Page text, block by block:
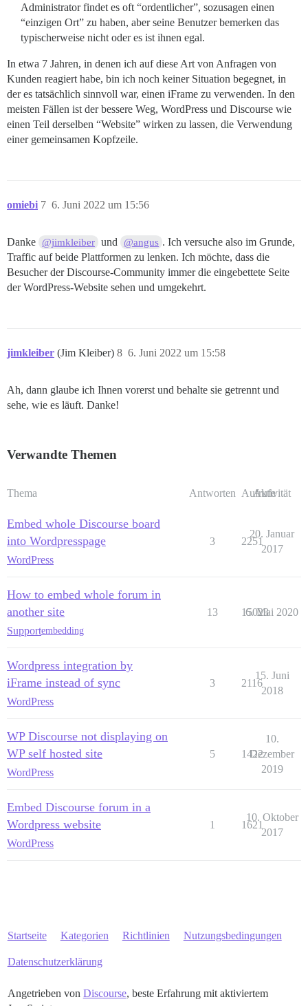
Administrator findet es oft “ordentlicher”, sozusagen einen
“einzigen Ort” zu haben, aber seine Benutzer bemerken das
typischerweise nicht oder es ist ihnen egal.
In etwa 7 Jahren, in denen ich auf diese Art von Anfragen von
Kunden reagiert habe, bin ich noch keiner Situation begegnet, in
der es tatsächlich sinnvoll war, einen iFrame zu verwenden. In den
meisten Fällen ist der bessere Weg, WordPress und Discourse wie
einen Teil derselben “Website” wirken zu lassen, die Verwendung
einer gemeinsamen Kopfzeile.
omiebi 6. Juni 2022 um 15:56
7
Danke @jimkleiber und @angus . Ich versuche also im Grunde,
Traffic auf beide Plattformen zu lenken. Ich möchte, dass die
Besucher der Discourse-Community immer die eingebettete Seite
der WordPress-Website sehen und umgekehrt.
jimkleiber (Jim Kleiber) 6. Juni 2022 um 15:58
8
Ah, dann glaube ich Ihnen vorerst und behalte sie getrennt und
sehe, wie es läuft. Danke!
Verwandte Themen
Thema Antworten Aufrufe
Aktivität
Embed whole Discourse board
into Wordpresspage
WordPress
3 2251
20. Januar
2017
How to embed whole forum in
another site
Supportembedding
13 15023
6. Mai 2020
Wordpress integration by
iFrame instead of sync
WordPress
3 2116
15. Juni
2018
WP Discourse not displaying on
WP self hosted site
WordPress
5 1422
10.
Dezember
2019
Embed Discourse forum in a
Wordpress website
WordPress
1 1621
10. Oktober
2017
Startseite Kategorien Richtlinien Nutzungsbedingungen
Datenschutzerklärung
Angetrieben von Discourse, beste Erfahrung mit aktiviertem